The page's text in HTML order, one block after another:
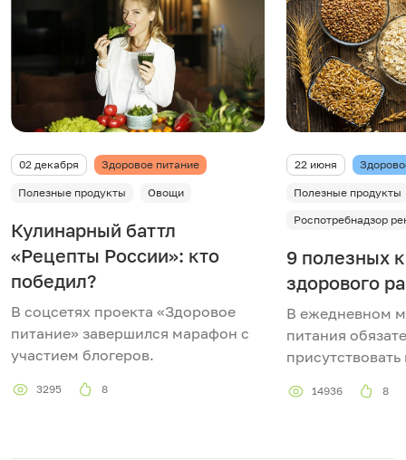
02 декабря Здоровое питание
Полезные продукты Овощи
Кулинарный баттл
«Рецепты России»: кто
победил?
В соцсетях проекта «Здоровое
питание» завершился марафон с
участием блогеров.
3295 8
22 июня
Полезные продукты
Роспотребнадзор
9 полезных
здорового
В ежедневном
питания
14936 8